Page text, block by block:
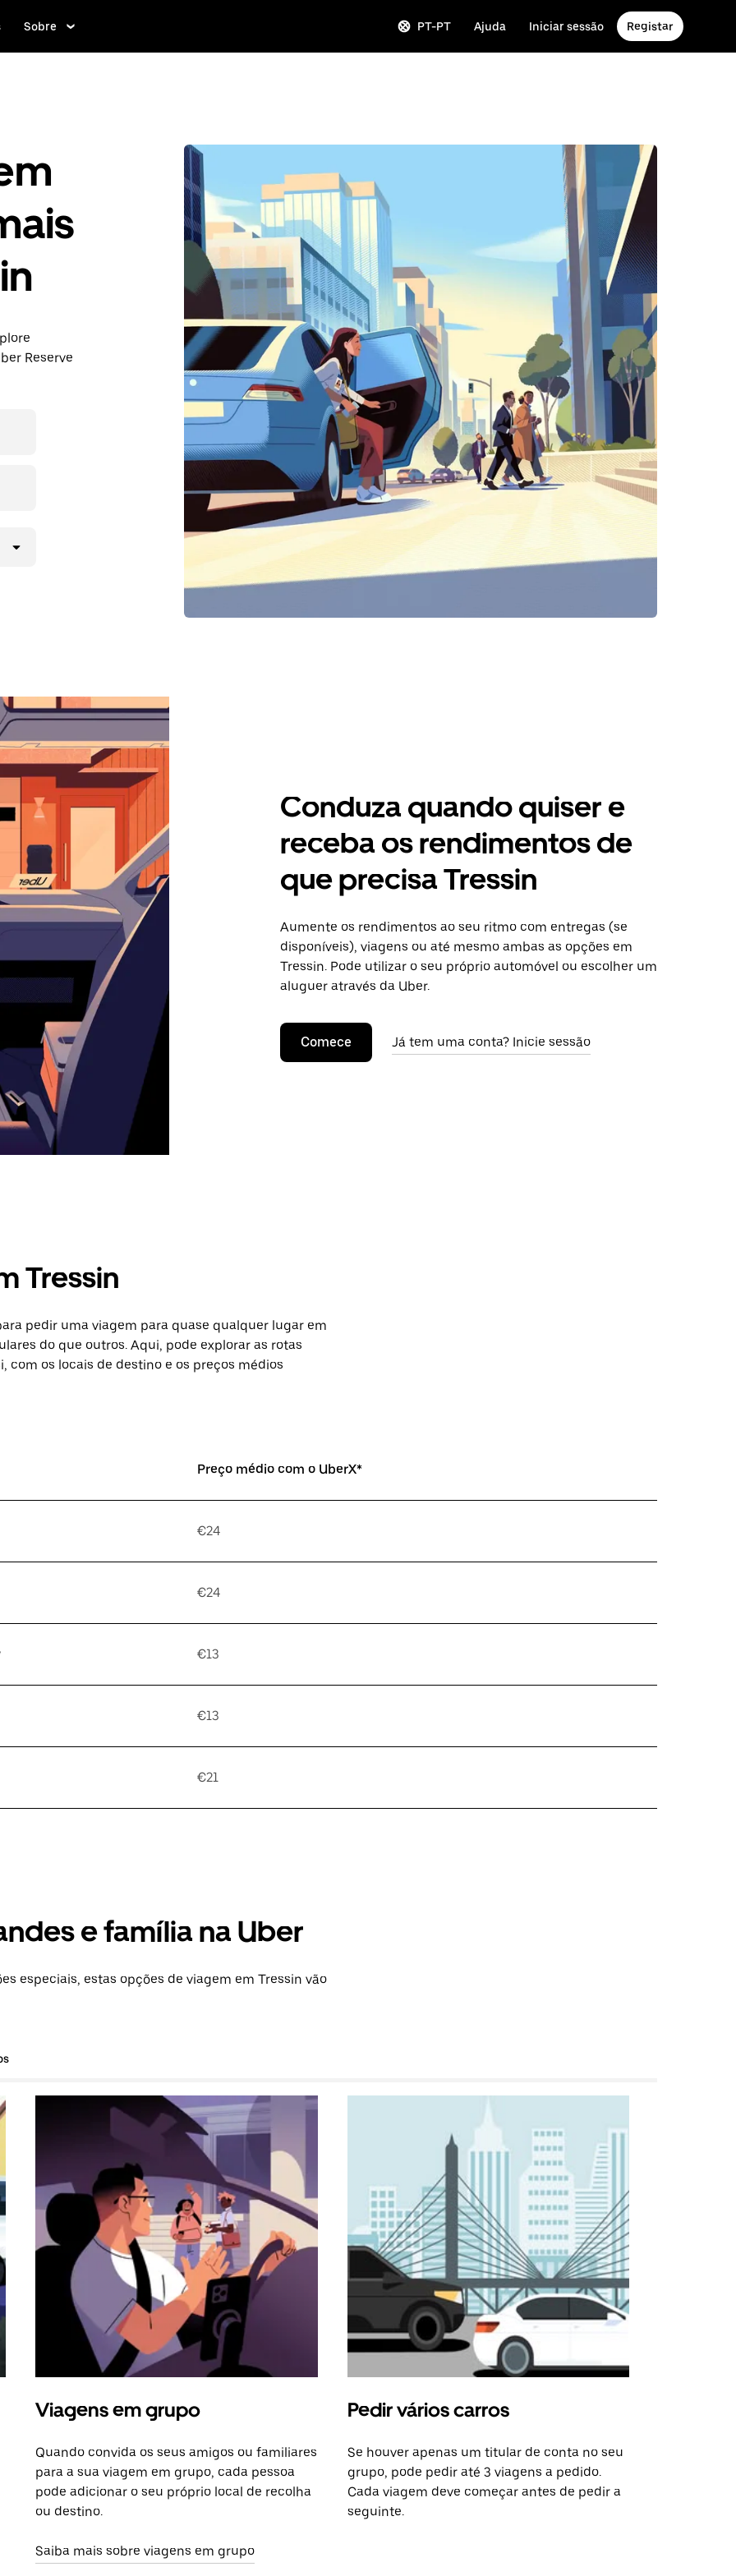
Sobre PT-PT Ajuda Iniciar sessão Registar
Reserve
Conduza quando quiser e
receba os rendimentos de
que precisa Tressin
Aumente os rendimentos ao seu ritmo com entregas (se
disponíveis), viagens ou até mesmo ambas as opções em
Tressin. Pode utilizar o seu próprio automóvel ou escolher um
aluguer através da Uber.
Comece Já tem uma conta? Inicie sessão
Tressin
pedir uma viagem para quase qualquer lugar em
do que outros. Aqui, pode explorar as rotas
com os locais de destino e os preços médios
Preço médio com o UberX*
€24
€24
€13
€13
€21
e família na Uber
especiais, estas opções de viagem em Tressin vão
Viagens em grupo
Quando convida os seus amigos ou familiares
para a sua viagem em grupo, cada pessoa
pode adicionar o seu próprio local de recolha
ou destino.
Saiba mais sobre viagens em grupo
Pedir vários carros
Se houver apenas um titular de conta no seu
grupo, pode pedir até 3 viagens a pedido.
Cada viagem deve começar antes de pedir a
seguinte.